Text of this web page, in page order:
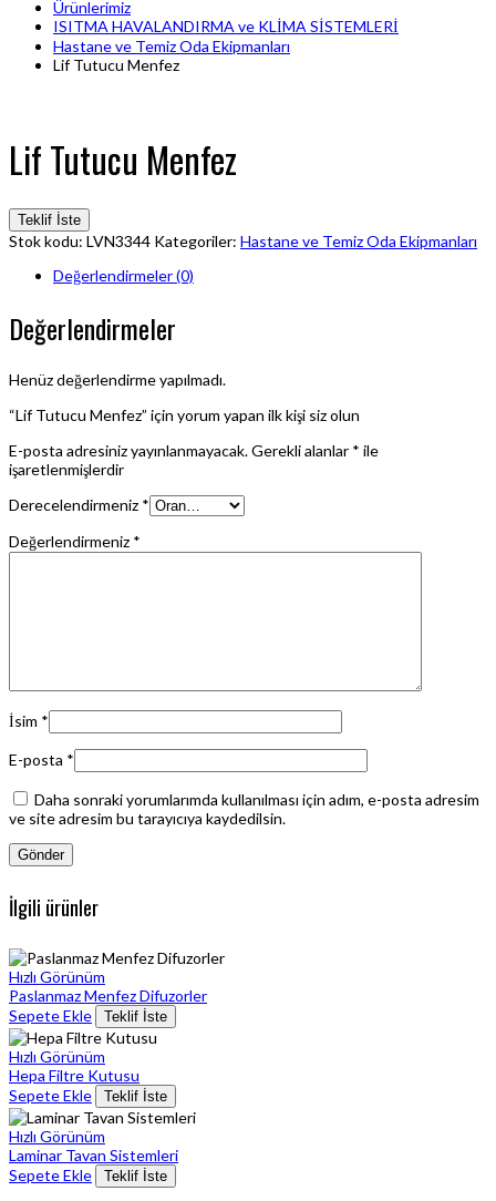
Ürünlerimiz
ISITMA HAVALANDIRMA ve KLİMA SİSTEMLERİ
Hastane ve Temiz Oda Ekipmanları
Lif Tutucu Menfez
Lif Tutucu Menfez
Teklif İste
Stok kodu: LVN3344 Kategoriler: Hastane ve Temiz Oda Ekipmanları
Değerlendirmeler (0)
Değerlendirmeler
Henüz değerlendirme yapılmadı.
“Lif Tutucu Menfez” için yorum yapan ilk kişi siz olun
E-posta adresiniz yayınlanmayacak.Gerekli alanlar * ile
işaretlenmişlerdir
Derecelendirmeniz *
Değerlendirmeniz *
İsim *
E-posta *
Daha sonraki yorumlarımda kullanılması için adım, e-posta adresim
ve site adresim bu tarayıcıya kaydedilsin.
İlgili ürünler
Hızlı Görünüm
Paslanmaz Menfez Difuzorler
Sepete Ekle
Teklif İste
Hızlı Görünüm
Hepa Filtre Kutusu
Sepete Ekle
Teklif İste
Hızlı Görünüm
Laminar Tavan Sistemleri
Sepete Ekle
Teklif İste